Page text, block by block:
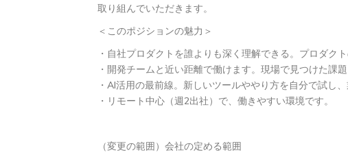
取り組んでいただきます。
＜このポジションの魅力＞
・自社プロダクトを誰よりも深く理解できる。プロダク
・開発チームと近い距離で働けます。現場で見つけた課
・AI活用の最前線。新しいツールややり方を自分で試し
・リモート中心（週2出社）で、働きやすい環境です。
（変更の範囲）会社の定める範囲